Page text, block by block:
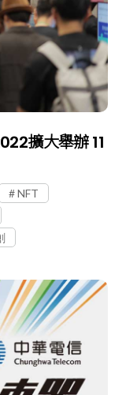
擴大舉辦 11
NFT